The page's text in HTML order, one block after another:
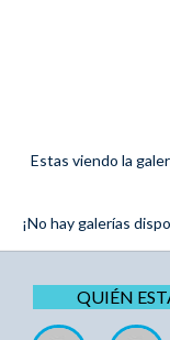
Estas viendo la
¡No hay galerías
QUIÉN